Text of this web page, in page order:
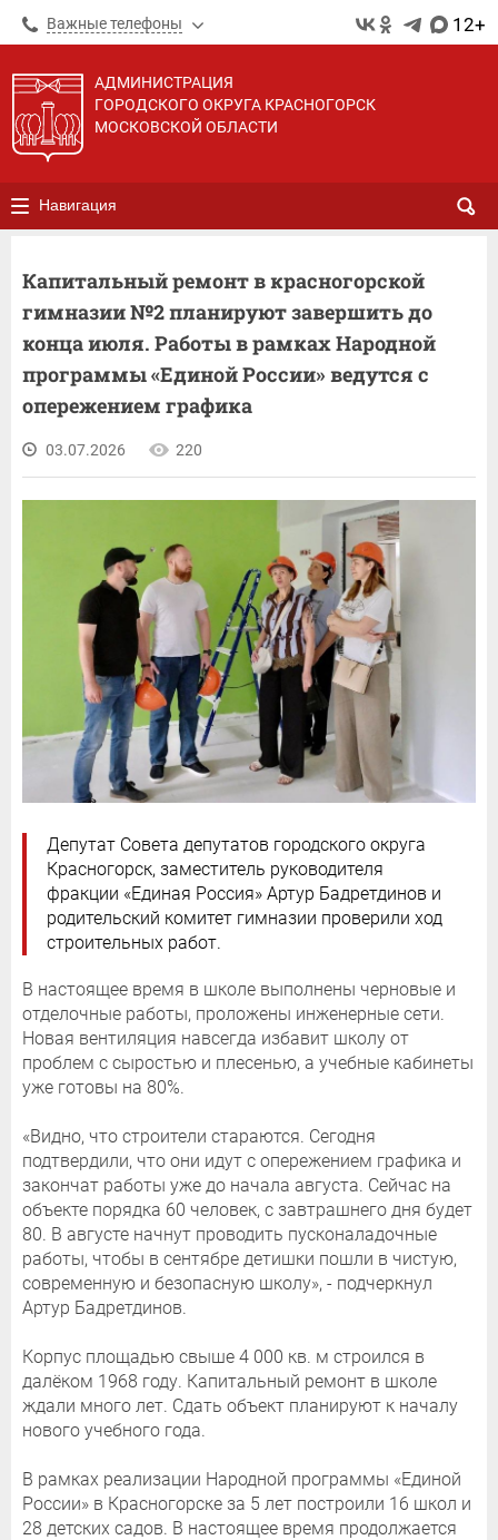
Важные телефоны 12+
АДМИНИСТРАЦИЯ
ГОРОДСКОГО ОКРУГА КРАСНОГОРСК
МОСКОВСКОЙ ОБЛАСТИ
Навигация
Капитальный ремонт в красногорской
гимназии №2 планируют завершить до
конца июля. Работы в рамках Народной
программы «Единой России» ведутся с
опережением графика
03.07.2026 220
Депутат Совета депутатов городского округа
Красногорск, заместитель руководителя
фракции «Единая Россия» Артур Бадретдинов и
родительский комитет гимназии проверили ход
строительных работ.
В настоящее время в школе выполнены черновые и
отделочные работы, проложены инженерные сети.
Новая вентиляция навсегда избавит школу от
проблем с сыростью и плесенью, а учебные кабинеты
уже готовы на 80%.
«Видно, что строители стараются. Сегодня
подтвердили, что они идут с опережением графика и
закончат работы уже до начала августа. Сейчас на
объекте порядка 60 человек, с завтрашнего дня будет
80. В августе начнут проводить пусконаладочные
работы, чтобы в сентябре детишки пошли в чистую,
современную и безопасную школу», - подчеркнул
Артур Бадретдинов.
Корпус площадью свыше 4 000 кв. м строился в
далёком 1968 году. Капитальный ремонт в школе
ждали много лет. Сдать объект планируют к началу
нового учебного года.
В рамках реализации Народной программы «Единой
России» в Красногорске за 5 лет построили 16 школ и
28 детских садов. В настоящее время продолжается